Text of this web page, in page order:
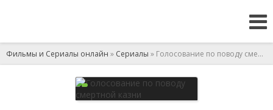
Фильмы и Сериалы онлайн » Сериалы » Голосование по поводу смертной казни